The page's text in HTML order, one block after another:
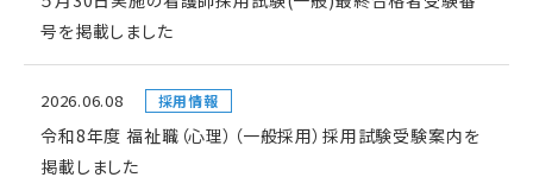
号を掲載しました
2026.06.08 採用情報
令和8年度 福祉職（心理）（一般採用）採用試験受験案内を
掲載しました